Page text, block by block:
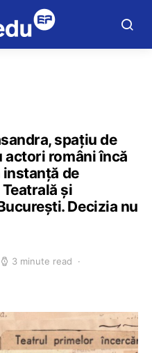
spațiu de
români încă
instanță de
și
Decizia nu
3 minute read